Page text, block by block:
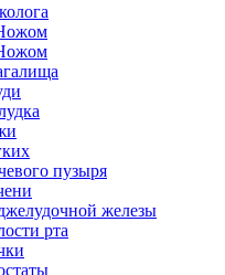
пузыря
железы
рта